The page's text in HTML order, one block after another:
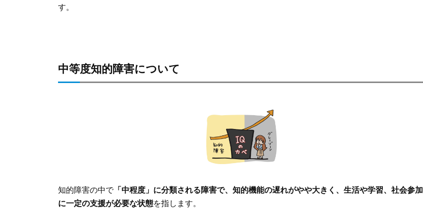
す。
中等度知的障害について
知的障害の中で「中程度」に分類される障害で、知的機能の遅れがやや大きく、生活や学習、社会参加
に一定の支援が必要な状態を指します。